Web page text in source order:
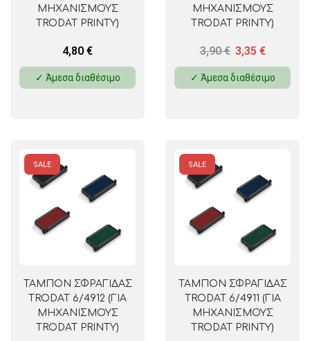
ΜΗΧΑΝΙΣΜΟΥΣ
TRODAT PRINTY)
4,80 €
✓ Άμεσα διαθέσιμο
ΜΗΧΑΝΙΣΜΟΥΣ
TRODAT PRINTY)
3,90€ 3,35 €
✓ Άμεσα διαθέσιμο
SALE
ΤΑΜΠΟΝ ΣΦΡΑΓΙΔΑΣ
TRODAT 6/4912 (ΓΙΑ
ΜΗΧΑΝΙΣΜΟΥΣ
TRODAT PRINTY)
SALE
ΤΑΜΠΟΝ ΣΦΡΑΓΙΔΑΣ
TRODAT 6/4911 (ΓΙΑ
ΜΗΧΑΝΙΣΜΟΥΣ
TRODAT PRINTY)